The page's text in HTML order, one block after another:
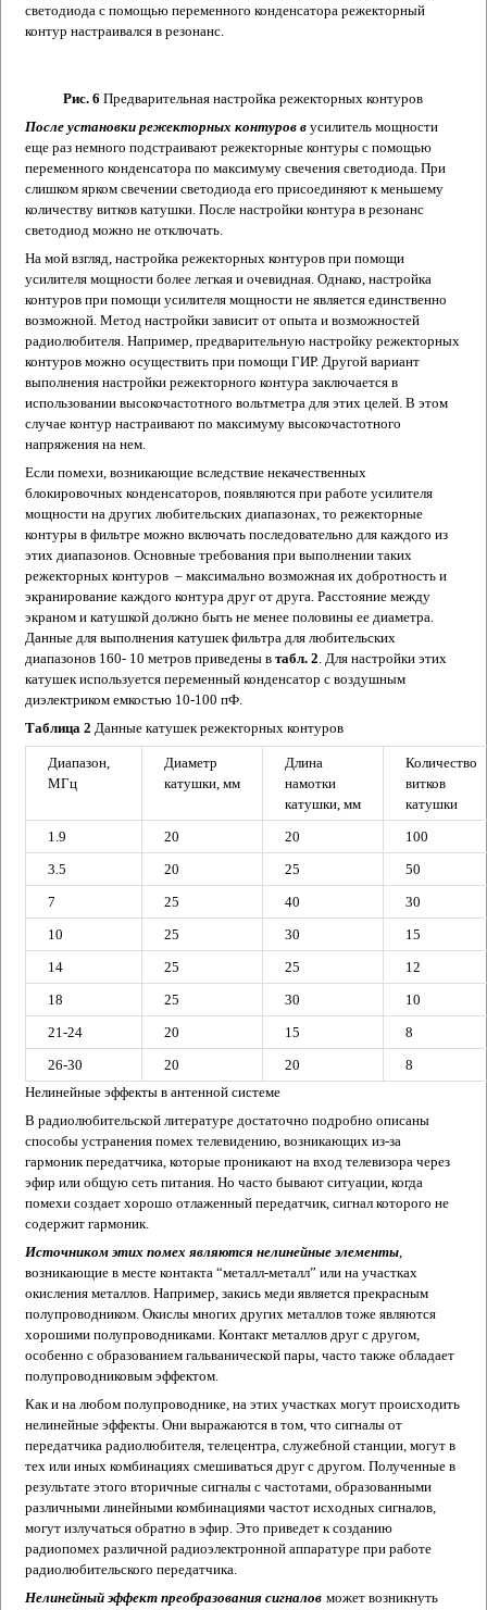
светодиода с помощью переменного конденсатора режекторный
контур настраивался в резонанс.
Рис. 6Предварительная настройка режекторных контуров
После установки режекторных контуров вусилитель мощности
еще раз немного подстраивают режекторные контуры с помощью
переменного конденсатора по максимуму свечения светодиода. При
слишком ярком свечении светодиода его присоединяют к меньшему
количеству витков катушки. После настройки контура в резонанс
светодиод можно не отключать.
На мой взгляд, настройка режекторных контуров при помощи
усилителя мощности более легкая и очевидная. Однако, настройка
контуров при помощи усилителя мощности не является единственно
возможной. Метод настройки зависит от опыта и возможностей
радиолюбителя. Например, предварительную настройку режекторных
контуров можно осуществить при помощи ГИР. Другой вариант
выполнения настройки режекторного контура заключается в
использовании высокочастотного вольтметра для этих целей. В этом
случае контур настраивают по максимуму высокочастотного
напряжения на нем.
Если помехи, возникающие вследствие некачественных
блокировочных конденсаторов, появляются при работе усилителя
мощности на других любительских диапазонах, то режекторные
контуры в фильтре можно включать последовательно для каждого из
этих диапазонов. Основные требования при выполнении таких
режекторных контуров – максимально возможная их добротность и
экранирование каждого контура друг от друга. Расстояние между
экраном и катушкой должно быть не менее половины ее диаметра.
Данные для выполнения катушек фильтра для любительских
диапазонов 160- 10 метров приведены втабл. 2 . Для настройки этих
катушек используется переменный конденсатор с воздушным
диэлектриком емкостью 10-100 пФ.
Таблица 2 Данные катушек режекторных контуров
Диапазон,
МГц
Диаметр
катушки, мм
Длина
намотки
катушки,мм
Количество
витков
катушки
1.9
20 20
100
3.5
20 25
50
7
25 40
30
10
25 30
15
14
25 25
12
18
25 30
10
21-24
20 15
8
26-30
20 20
8
Нелинейные эффекты в антенной системе
В радиолюбительской литературе достаточно подробно описаны
способы устранения помех телевидению, возникающих из-за
гармоник передатчика, которые проникают на вход телевизора через
эфир или общую сеть питания. Но часто бывают ситуации, когда
помехи создает хорошо отлаженный передатчик, сигнал которого не
содержит гармоник.
Источником этих помех являются нелинейные элементы
возникающие в месте контакта “металл-металл” или на участках
окисления металлов. Например, закись меди является прекрасным
полупроводником. Окислы многих других металлов тоже являются
хорошими полупроводниками. Контакт металлов друг с другом,
особенно с образованием гальванической пары, часто также обладает
полупроводниковым эффектом.
Как и на любом полупроводнике, на этих участках могут происходить
нелинейные эффекты. Они выражаются в том, что сигналы от
передатчика радиолюбителя, телецентра, служебной станции, могут в
тех или иных комбинациях смешиваться друг с другом. Полученные в
результате этого вторичные сигналы с частотами, образованными
различными линейными комбинациями частот исходных сигналов,
могут излучаться обратно в эфир. Это приведет к созданию
радиопомех различной радиоэлектронной аппаратуре при работе
радиолюбительского передатчика.
Нелинейный эффект преобразования сигналов может возникнуть